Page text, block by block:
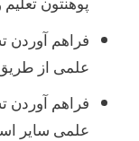
پوهنتون تعلیم
فراهم
علمی از
فراهم آوردن
علمی سایر